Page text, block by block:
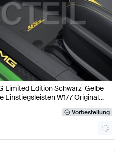
Limited Edition Schwarz-Gelbe
Einstiegsleisten W177 Original
Vorbestellung